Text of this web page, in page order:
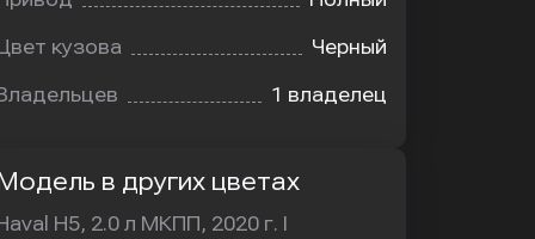
кузова Черный
1 владелец
в других цветах
H5, 2.0 л МКПП, 2020 г. I